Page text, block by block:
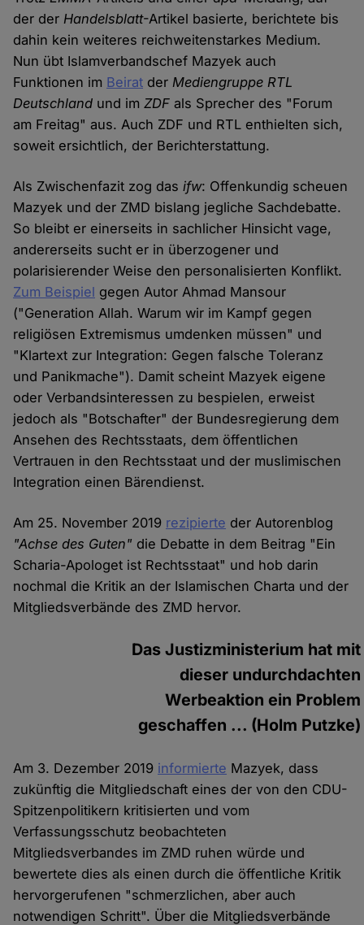
der der Handelsblatt-Artikel basierte, berichtete bis
dahin kein weiteres reichweitenstarkes Medium.
Nun übt Islamverbandschef Mazyek auch
Funktionen im Beirat der Mediengruppe RTL
Deutschland und imZDF als Sprecher des "Forum
am Freitag" aus. Auch ZDF und RTL enthielten sich,
soweit ersichtlich, der Berichterstattung.
Als Zwischenfazit zog dasifw: Offenkundig scheuen
Mazyek und der ZMD bislang jegliche Sachdebatte.
So bleibt er einerseits in sachlicher Hinsicht vage,
andererseits sucht er in überzogener und
polarisierender Weise den personalisierten Konflikt.
Zum Beispiel gegen Autor Ahmad Mansour
("Generation Allah. Warum wir im Kampf gegen
religiösen Extremismus umdenken müssen" und
"Klartext zur Integration: Gegen falsche Toleranz
und Panikmache"). Damit scheint Mazyek eigene
oder Verbandsinteressen zu bespielen, erweist
jedoch als "Botschafter" der Bundesregierung dem
Ansehen des Rechtsstaats, dem öffentlichen
Vertrauen in den Rechtsstaat und der muslimischen
Integration einen Bärendienst.
Am 25. November 2019 rezipierte der Autorenblog
"Achse des Guten" die Debatte in dem Beitrag "Ein
Scharia-Apologet ist Rechtsstaat" und hob darin
nochmal die Kritik an der Islamischen Charta und der
Mitgliedsverbände des ZMD hervor.
Das Justizministerium hat mit
dieser undurchdachten
Werbeaktion ein Problem
geschaffen ... (Holm Putzke)
Am 3. Dezember 2019 informierte Mazyek, dass
zukünftig die Mitgliedschaft eines der von den CDU-
Spitzenpolitikern kritisierten und vom
Verfassungsschutz beobachteten
Mitgliedsverbandes im ZMD ruhen würde und
bewertete dies als einen durch die öffentliche Kritik
hervorgerufenen "schmerzlichen, aber auch
notwendigen Schritt". Über die Mitgliedsverbände